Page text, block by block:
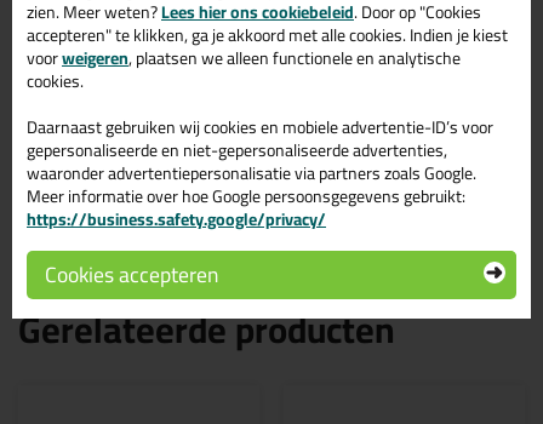
Gerelateerde producten
zien. Meer weten?Lees hier ons cookiebeleid. Door op "Cookies
accepteren" te klikken, ga je akkoord met alle cookies. Indien je kiest
voorweigeren, plaatsen we alleen functionele en analytische
cookies.
Daarnaast gebruiken wij cookies en mobiele advertentie-ID’s voor
gepersonaliseerde en niet-gepersonaliseerde advertenties,
waaronder advertentiepersonalisatie via partners zoals Google.
Meer informatie over hoe Google persoonsgegevens gebruikt:
https://business.safety.google/privacy/
Cookies accepteren